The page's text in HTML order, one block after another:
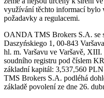
využívání těchto informací bylo
požadavky a regulacemi.
OANDA TMS Brokers S.A. se
Daszyńskiego 1, 00-843
hl. m. Varšavu ve Varšavě,
soudního registru pod číslem
základní kapitál: 3,537,560
TMS Brokers S.A. podléhá
základě povolení ze dne 26.